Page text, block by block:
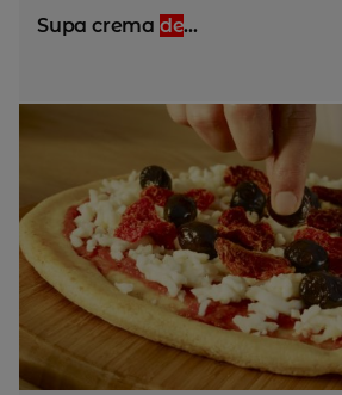
Supa crema de...